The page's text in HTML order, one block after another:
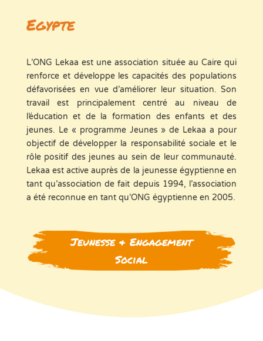
Egypte
L’ONG Lekaa est une association située au Caire qui
renforce et développe les capacités des populations
défavorisées en vue d’améliorer leur situation. Son
travail est principalement centré au niveau de
l’éducation et de la formation des enfants et des
jeunes. Le « programme Jeunes » de Lekaa a pour
objectif de développer la responsabilité sociale et le
rôle positif des jeunes au sein de leur communauté.
Lekaa est active auprès de la jeunesse égyptienne en
tant qu’association de fait depuis 1994, l’association
a été reconnue en tant qu’ONG égyptienne en 2005.
Jeunesse & Engagement
Social